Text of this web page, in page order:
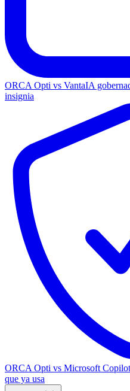
ORCA Opti vs VantaIA
insignia
ORCA Opti vs Microsoft Copilot
que ya usa